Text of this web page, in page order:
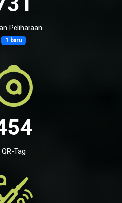
Peliharaan
1 baru
QR-Tag